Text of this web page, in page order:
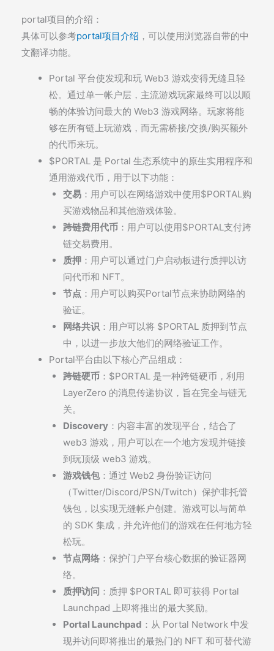
portal项目的介绍：
具体可以参考portal项目介绍 ，可以使用浏览器自带的中
文翻译功能。
Portal 平台使发现和玩 Web3 游戏变得无缝且轻
松。通过单一帐户层，主流游戏玩家最终可以以顺
畅的体验访问最大的 Web3 游戏网络。玩家将能
够在所有链上玩游戏，而无需桥接/交换/购买额外
的代币来玩。
$PORTAL 是 Portal 生态系统中的原生实用程序和
通用游戏代币，用于以下功能：
交易：用户可以在网络游戏中使用$PORTAL购
买游戏物品和其他游戏体验。
跨链费用代币：用户可以使用$PORTAL支付跨
链交易费用。
质押：用户可以通过门户启动板进行质押以访
问代币和 NFT。
节点 ：用户可以购买Portal节点来协助网络的
验证。
网络共识：用户可以将 $PORTAL 质押到节点
中，以进一步放大他们的网络验证工作。
Portal平台由以下核心产品组成：
跨链硬币：$PORTAL 是一种跨链硬币，利用
LayerZero 的消息传递协议，旨在完全与链无
关。
Discovery：内容丰富的发现平台，结合了
web3 游戏，用户可以在一个地方发现并链接
到玩顶级 web3 游戏。
游戏钱包：通过 Web2 身份验证访问
（Twitter/Discord/PSN/Twitch）保护非托管
钱包，以实现无缝帐户创建。游戏可以与简单
的 SDK 集成，并允许他们的游戏在任何地方轻
松玩。
节点网络：保护门户平台核心数据的验证器网
络。
质押访问 ：质押 $PORTAL 即可获得 Portal
Launchpad 上即将推出的最大奖励。
Portal Launchpad ：从 Portal Network 中发
现并访问即将推出的最热门的 NFT 和可替代游